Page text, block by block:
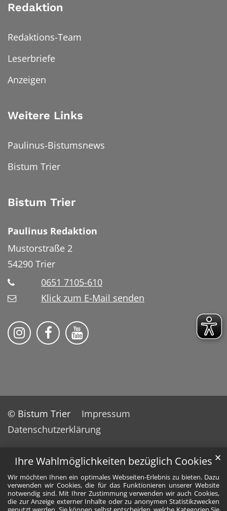
Ihre Wahlmöglichkeiten bezüglich Cookies
Wir möchten Ihnen ein optimales Webseiten-Erlebnis zu bieten. Dazu
verwenden wir Cookies, die für das Funktionieren unserer Website
notwendig sind. Mit Ihrer Zustimmung verwenden wir auch Cookies,
die zur Anzeige externer Inhalte oder zu anonymen Statistikzwecken
✕
Redaktion
Redaktions-Team
Leserbriefe
Anzeigen
Weitere Links
Paulinus-Bistumsnews
Bistum Trier
Bistum Trier
Paulinus Redaktion
Mustorstraße 2
54290 Trier
0651 7105-610
Klick zum E-Mail senden
Bistum Trier auf Instragram
Bistum Trier auf Facebook
Bistum Trier auf YouTube
© Bistum Trier
Impressum
Datenschutzerklärung